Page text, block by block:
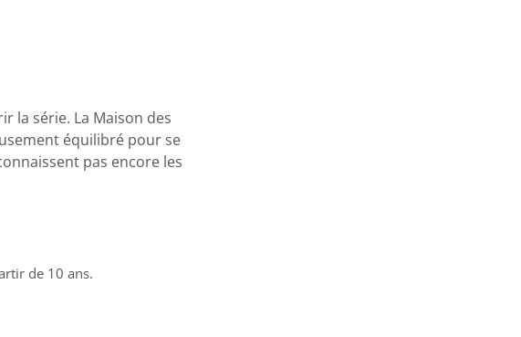
la série. La Maison des
équilibré pour se
pas encore les
de 10 ans.